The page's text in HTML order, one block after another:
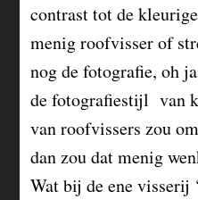
contrast tot de
menig roofvisser of
nog de fotografie, oh
de fotografiestijl van
van roofvissers zou
dan zou dat menig
Wat bij de ene visserij